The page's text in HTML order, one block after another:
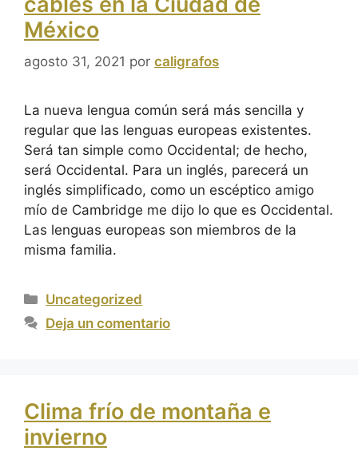
México
agosto 31, 2021 por caligrafos
La nueva lengua común será más sencilla y
regular que las lenguas europeas existentes.
Será tan simple como Occidental; de hecho,
será Occidental. Para un inglés, parecerá un
inglés simplificado, como un escéptico amigo
mío de Cambridge me dijo lo que es Occidental.
Las lenguas europeas son miembros de la
misma familia.
Uncategorized
Deja un comentario
Clima frío de montaña e
invierno